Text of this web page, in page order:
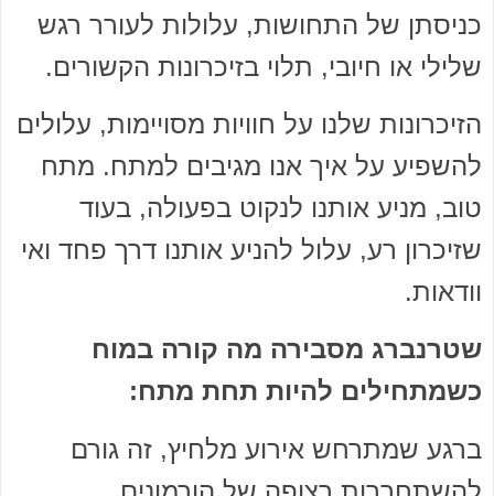
כניסתן של התחושות, עלולות לעורר רגש
שלילי או חיובי, תלוי בזיכרונות הקשורים.
הזיכרונות שלנו על חוויות מסויימות, עלולים
להשפיע על איך אנו מגיבים למתח. מתח
טוב, מניע אותנו לנקוט בפעולה, בעוד
שזיכרון רע, עלול להניע אותנו דרך פחד ואי
וודאות.
שטרנברג מסבירה מה קורה במוח
כשמתחילים להיות תחת מתח:
ברגע שמתרחש אירוע מלחיץ, זה גורם